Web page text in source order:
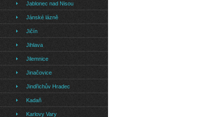
Jablonec nad Nisou
Jánské lázně
Jičín
Jihlava
Jilemnice
Jinačovice
Jindřichův Hradec
Kadaň
Karlovy Vary